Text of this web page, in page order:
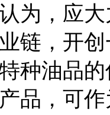
为，应
链，开
种油品
品，可